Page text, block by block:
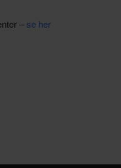
– se her